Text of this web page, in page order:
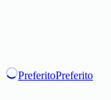
PreferitoPreferito